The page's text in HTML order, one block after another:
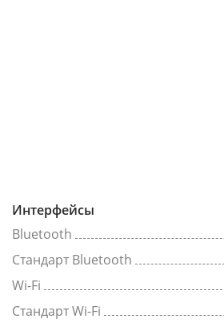
Интерфейсы
Bluetooth
Стандарт Bluetooth
Wi-Fi
Стандарт Wi-Fi